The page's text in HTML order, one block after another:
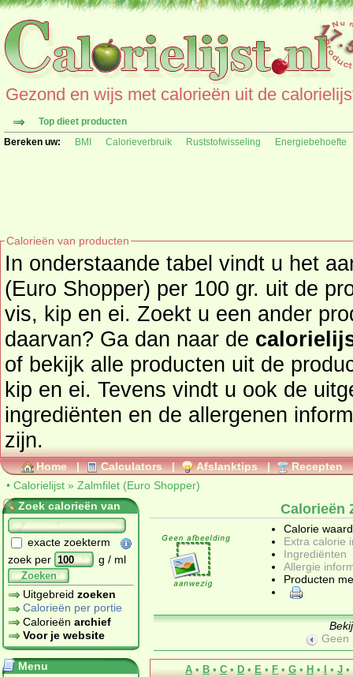
Gezond en wijs met calorieën uit de
Top dieet producten
Bereken uw:
BMI Calorieverbruik Ruststofwisseling Energiebehoefte
Calorieën van producten
In onderstaande tabel vindt u het
(Euro Shopper) per 100 gr. uit de productgroep vlees(waren),
vis, kip en ei. Zoekt u een ander
daarvan? Ga dan naar de
of bekijk alle producten uit de
kip en ei. Tevens vindt u ook de uitgebreide calorie informatie,
ingrediënten en de allergenen informatie als deze beschikbaar
zijn.
Home | Calculators | Afslanktips | Recepten
• Calorielijst » Zalmfilet (Euro Shopper)
Zoek calorieën van
exacte zoekterm
zoek per
g / ml
Zoeken
Uitgebreid zoeken
Calorieën per portie
Calorieën archief
Voor je website
Menu
Calorieën
Calorie
Extra calorie
Ingrediënten
Allergie
Producten
Geen
A • B • C • D • E • F • G • H • I • J •